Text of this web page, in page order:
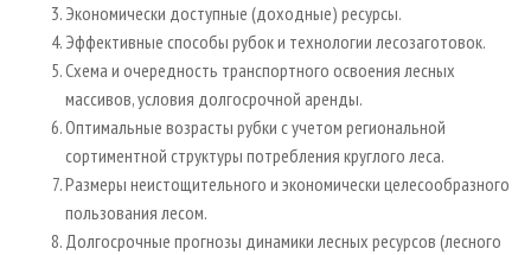
Экономически доступные (доходные) ресурсы.
Эффективные способы рубок и технологии лесозаготовок.
Схема и очередность транспортного освоения лесных
массивов, условия долгосрочной аренды.
Оптимальные возрасты рубки с учетом региональной
сортиментной структуры потребления круглого леса.
Размеры неистощительного и экономически целесообразного
пользования лесом.
Долгосрочные прогнозы динамики лесных ресурсов (лесного